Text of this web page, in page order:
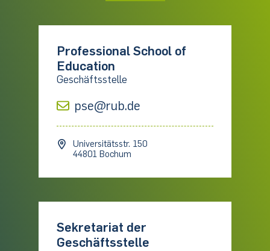
Professional School of
Education
Geschäftsstelle
pse@rub.de
Universitätsstr. 150
44801 Bochum
Sekretariat der
Geschäftsstelle